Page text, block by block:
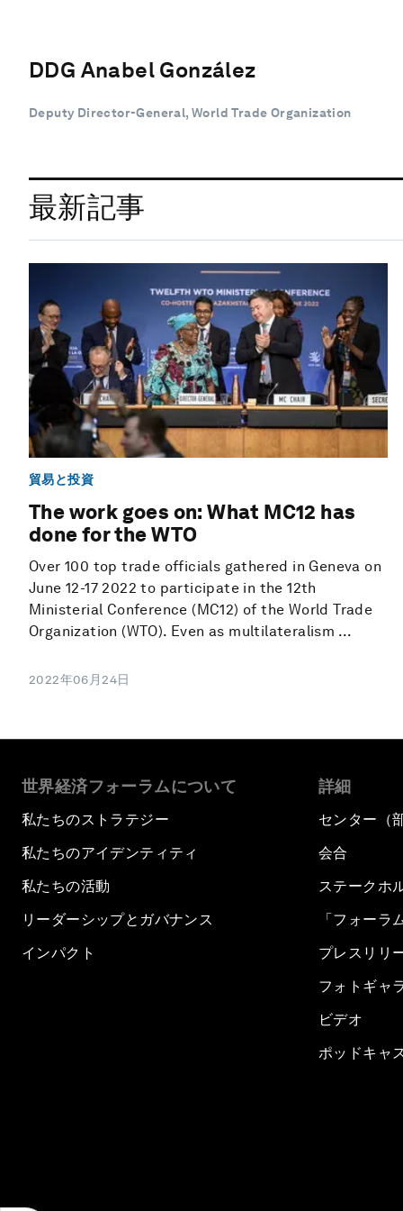
DDG Anabel González
Deputy Director-General, World Trade Organization
最新記事
貿易と投資
The work goes on: What MC12 has
done for the WTO
Over 100 top trade officials gathered in Geneva on
June 12-17 2022 to participate in the 12th
Ministerial Conference (MC12) of the World Trade
Organization (WTO). Even as multilateralism ...
2022年06月24日
世界経済フォーラムについて
私たちのストラテジー
私たちのアイデンティティ
私たちの活動
リーダーシップとガバナンス
インパクト
詳細
センター（
会合
ステークホ
「フォーラ
プレスリリ
フォトギャ
ビデオ
ポッドキャ